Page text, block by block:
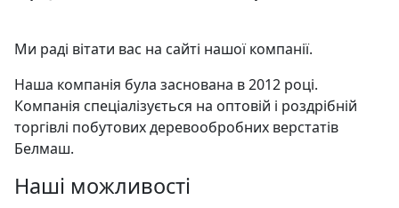
Ми раді вітати вас на сайті нашої компанії.
Наша компанія була заснована в 2012 році.
Компанія спеціалізується на оптовій і роздрібній
торгівлі побутових деревообробних верстатів
Белмаш.
Наші можливості